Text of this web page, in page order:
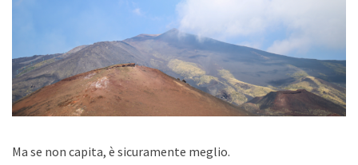
Ma se non capita, è sicuramente meglio.